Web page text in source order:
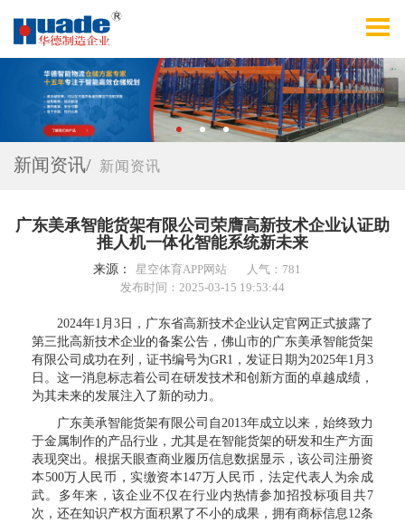
新闻资讯/ 新闻资讯
广东美承智能货架有限公司荣膺高新技术企业认证助
推人机一体化智能系统新未来
来源： 星空体育APP网站
人气：781
发布时间：2025-03-15 19:53:44
2024年1月3日，广东省高新技术企业认定官网正式披露了
第三批高新技术企业的备案公告，佛山市的广东美承智能货架
有限公司成功在列，证书编号为GR1，发证日期为2025年1月3
日。这一消息标志着公司在研发技术和创新方面的卓越成绩，
为其未来的发展注入了新的动力。
广东美承智能货架有限公司自2013年成立以来，始终致力
于金属制作的产品行业，尤其是在智能货架的研发和生产方面
表现突出。根据天眼查商业履历信息数据显示，该公司注册资
本500万人民币，实缴资本147万人民币，法定代表人为余成
武。多年来，该企业不仅在行业内热情参加招投标项目共7
次，还在知识产权方面积累了不小的成果，拥有商标信息12条